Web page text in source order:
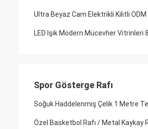
Ultra Beyaz Cam Elektrikli Kilitli
LED Işık Modern Mücevher
Spor Gösterge Rafı
Soğuk Haddelenmiş Çelik 1 Metre
Özel Basketbol Rafı / Metal Kaykay